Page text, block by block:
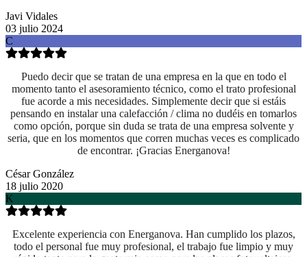
Javi Vidales
03 julio 2024
C
Puedo decir que se tratan de una empresa en la que en todo el
momento tanto el asesoramiento técnico, como el trato profesional
fue acorde a mis necesidades. Simplemente decir que si estáis
pensando en instalar una calefacción / clima no dudéis en tomarlos
como opción, porque sin duda se trata de una empresa solvente y
seria, que en los momentos que corren muchas veces es complicado
de encontrar. ¡Gracias Energanova!
César González
18 julio 2020
K
Excelente experiencia con Energanova. Han cumplido los plazos,
todo el personal fue muy profesional, el trabajo fue limpio y muy